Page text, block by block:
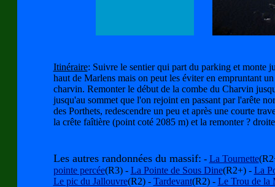
Itinéraire: Suivre le sentier qui part du parking et monte
haut de Marlens mais on peut les éviter en empruntant
charvin. Remonter le début de la combe du Charvin
jusqu'au sommet que l'on rejoint en passant par l'arête
des Porthets, redescendre un peu et après une courte
la crête faîtière (point coté 2085 m) et la remonter ?
Les autres randonnées du massif: - La Tournette
pointe percée(R3) - La Pointe de Sous Dine(R2+) - La
Le pic du Jallouvre(R2) - Tardevant(R2) - Le Trou de la